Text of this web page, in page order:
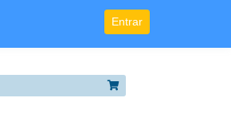
Entrar